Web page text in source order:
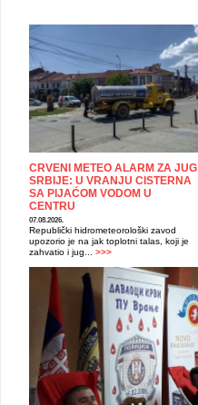
CRVENI METEO ALARM ZA JUG
SRBIJE: U VRANJU CISTERNA
SA PIJAĆOM VODOM U
CENTRU
07.08.2026.
Republički hidrometeorološki zavod
upozorio je na jak toplotni talas, koji je
zahvatio i jug... >>>